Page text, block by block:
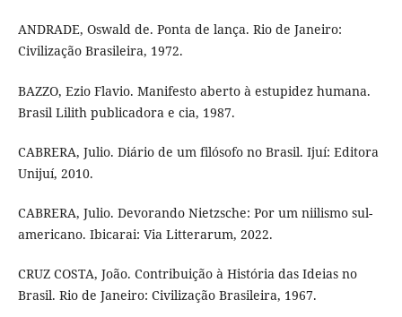
ANDRADE, Oswald de. Ponta de lança. Rio de Janeiro:
Civilização Brasileira, 1972.
BAZZO, Ezio Flavio. Manifesto aberto à estupidez humana.
Brasil Lilith publicadora e cia, 1987.
CABRERA, Julio. Diário de um filósofo no Brasil. Ijuí: Editora
Unijuí, 2010.
CABRERA, Julio. Devorando Nietzsche: Por um niilismo sul-
americano. Ibicarai: Via Litterarum, 2022.
CRUZ COSTA, João. Contribuição à História das Ideias no
Brasil. Rio de Janeiro: Civilização Brasileira, 1967.